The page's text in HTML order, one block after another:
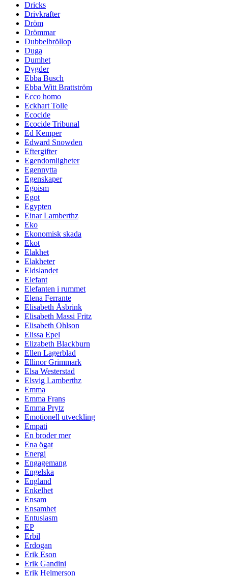
Dricks
Drivkrafter
Dröm
Drömmar
Dubbelbröllop
Duga
Dumhet
Dygder
Ebba Busch
Ebba Witt Brattström
Ecco homo
Eckhart Tolle
Ecocide
Ecocide Tribunal
Ed Kemper
Edward Snowden
Eftergifter
Egendomligheter
Egennytta
Egenskaper
Egoism
Egot
Egypten
Einar Lamberthz
Eko
Ekonomisk skada
Ekot
Elakhet
Elakheter
Eldslandet
Elefant
Elefanten i rummet
Elena Ferrante
Elisabeth Åsbrink
Elisabeth Massi Fritz
Elisabeth Ohlson
Elissa Epel
Elizabeth Blackburn
Ellen Lagerblad
Ellinor Grimmark
Elsa Westerstad
Elsvig Lamberthz
Emma
Emma Frans
Emma Prytz
Emotionell utveckling
Empati
En broder mer
Ena ögat
Energi
Engagemang
Engelska
England
Enkelhet
Ensam
Ensamhet
Entusiasm
EP
Erbil
Erdogan
Erik Eson
Erik Gandini
Erik Helmerson